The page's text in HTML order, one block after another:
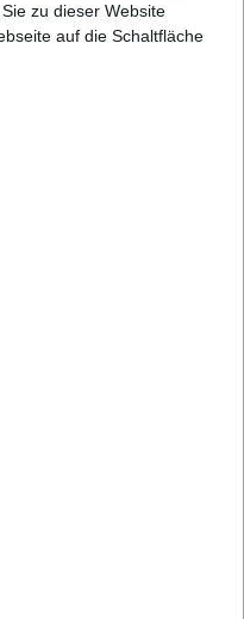
zu dieser Website
auf die Schaltfläche
Andreescu
und